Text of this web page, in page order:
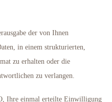
der von Ihnen
in einem strukturierten,
zu erhalten oder die
zu verlangen.
Ihre einmal erteilte Einwilligung